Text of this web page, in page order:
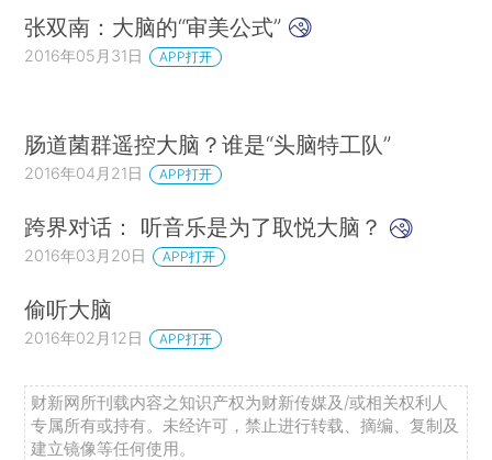
张双南：大脑的“审美公式”
2016年05月31日 APP打开
肠道菌群遥控大脑？谁是“头脑特工队”
2016年04月21日 APP打开
跨界对话： 听音乐是为了取悦大脑？
2016年03月20日 APP打开
偷听大脑
2016年02月12日 APP打开
财新网所刊载内容之知识产权为财新传媒及/或相关权利人
专属所有或持有。未经许可，禁止进行转载、摘编、复制及
建立镜像等任何使用。